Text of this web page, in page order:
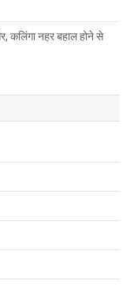
कलिंगा नहर बहाल होने से